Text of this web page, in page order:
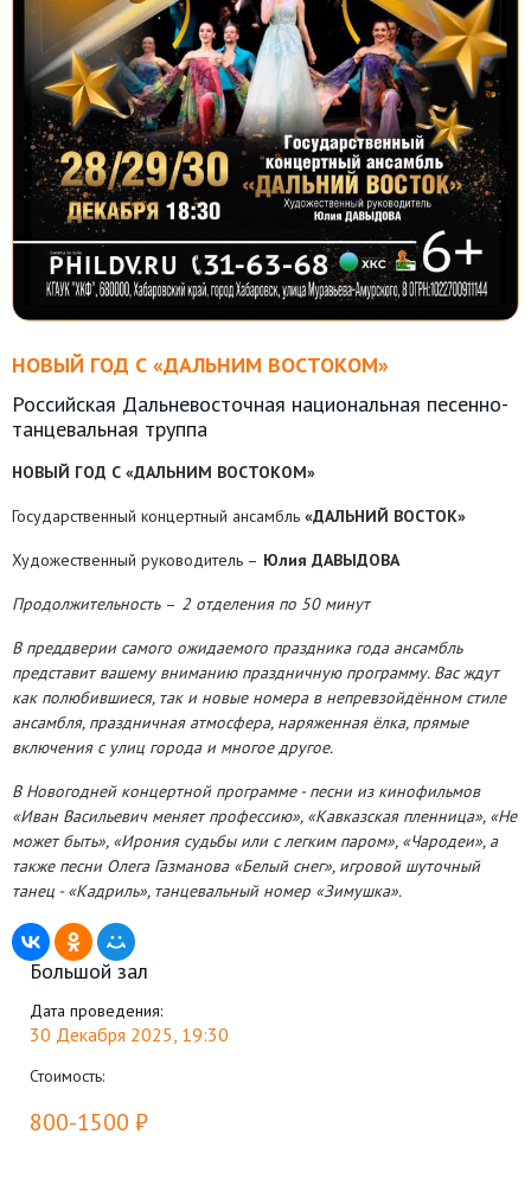
НОВЫЙ ГОД С «ДАЛЬНИМ ВОСТОКОМ»
Российская Дальневосточная национальная песенно-
танцевальная труппа
НОВЫЙ ГОД С «ДАЛЬНИМ ВОСТОКОМ»
Государственный концертный ансамбль «ДАЛЬНИЙ ВОСТОК»
Художественный руководитель – Юлия ДАВЫДОВА
Продолжительность – 2 отделения по 50 минут
В преддверии самого ожидаемого праздника года ансамбль
представит вашему вниманию праздничную программу. Вас ждут
как полюбившиеся, так и новые номера в непревзойдённом стиле
ансамбля, праздничная атмосфера, наряженная ёлка, прямые
включения с улиц города и многое другое.
В Новогодней концертной программе - песни из кинофильмов
«Иван Васильевич меняет профессию», «Кавказская пленница», «Не
может быть», «Ирония судьбы или с легким паром», «Чародеи», а
также песни Олега Газманова «Белый снег», игровой шуточный
танец - «Кадриль», танцевальный номер «Зимушка».
Большой зал
Дата проведения:
30 Декабря 2025, 19:30
Стоимость:
800-1500 ₽